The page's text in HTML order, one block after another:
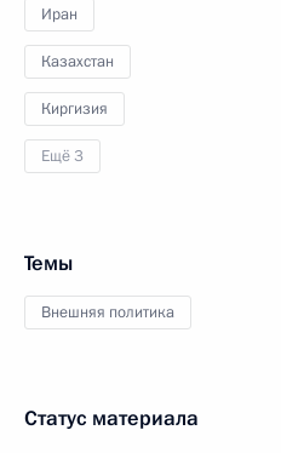
Иран
Казахстан
Киргизия
Ещё 3
Темы
Внешняя политика
Статус материала